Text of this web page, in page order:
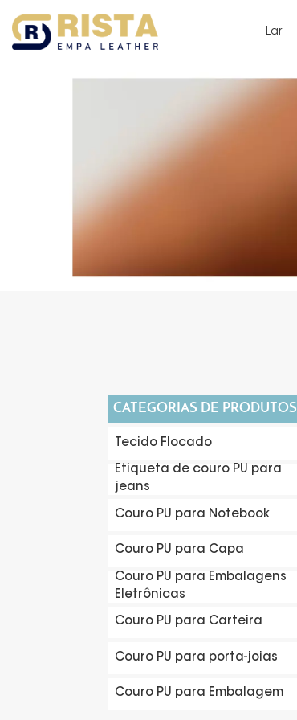
Lar
CATEGORIAS DE PRODUTOS
Tecido Flocado
Etiqueta de couro PU para
jeans
Couro PU para Notebook
Couro PU para Capa
Couro PU para Embalagens
Eletrônicas
Couro PU para Carteira
Couro PU para porta-joias
Couro PU para Embalagem